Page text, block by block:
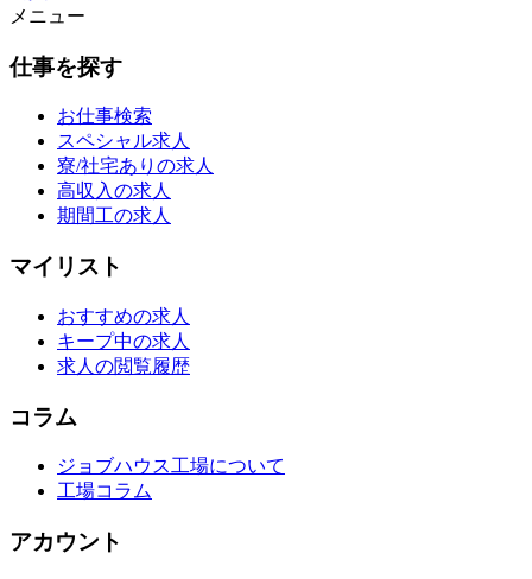
メニュー
仕事を探す
お仕事検索
スペシャル求人
寮/社宅ありの求人
高収入の求人
期間工の求人
マイリスト
おすすめの求人
キープ中の求人
求人の閲覧履歴
コラム
ジョブハウス工場について
工場コラム
アカウント